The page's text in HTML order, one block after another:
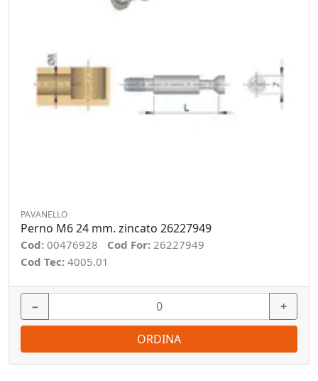
PAVANELLO
Perno M6 24 mm. zincato 26227949
Cod: 00476928 Cod For: 26227949
Cod Tec: 4005.01
− +
ORDINA